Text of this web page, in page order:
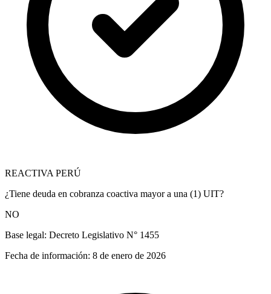
REACTIVA PERÚ
¿Tiene deuda en cobranza coactiva mayor a una (1) UIT?
NO
Base legal: Decreto Legislativo N° 1455
Fecha de información: 8 de enero de 2026